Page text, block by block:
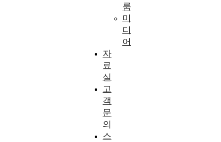
룸
미
디
어
자
료
실
고
객
문
의
스